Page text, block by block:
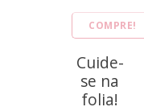
COMPRE!
Cuide-
se na
folia!